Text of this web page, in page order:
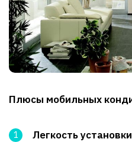
Плюсы мобильных
Легкость установки